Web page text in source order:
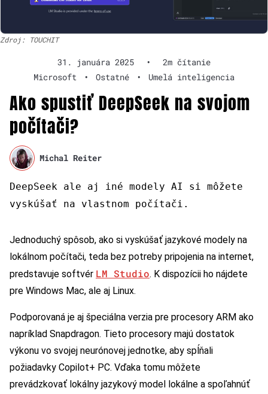
Zdroj: TOUCHIT
31. januára 2025 •
2m čítanie
Microsoft
• Ostatné • Umelá inteligencia
Ako spustiť DeepSeek na svojom
počítači?
Michal Reiter
DeepSeek ale aj iné modely AI si môžete
vyskúšať na vlastnom počítači.
Jednoduchý spôsob, ako si vyskúšať jazykové modely na
lokálnom počítači, teda bez potreby pripojenia na internet,
predstavuje softvér LM Studio. K dispozícii ho nájdete
pre Windows Mac, ale aj Linux.
Podporovaná je aj špeciálna verzia pre procesory ARM ako
napríklad Snapdragon. Tieto procesory majú dostatok
výkonu vo svojej neurónovej jednotke, aby spĺňali
požiadavky Copilot+ PC. Vďaka tomu môžete
prevádzkovať lokálny jazykový model lokálne a spoľahnúť